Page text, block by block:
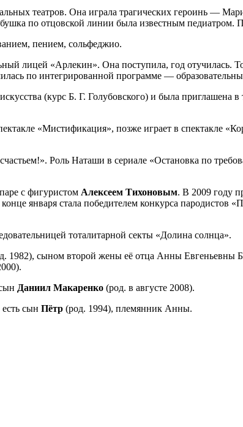
театров. Она играла трагических героинь —
по отцовской линии была известным педиатром.
пением, сольфеджио.
лицей «Арлекин». Она поступила, год
по интегрированной программе —
(курс Б. Г. Голубовского) и была приглашена
«Мистификация», позже играет в спектакле
Роль Наташи в сериале «Остановка по
с фигуристом Алексеем Тихоновым. В 2009 году
конце января стала победителем конкурса
тоталитарной секты «Долина солнца».
1982), сыном второй жены её отца Анны Евгеньевны
Даниил Макаренко (род. в августе 2008).
сын Пётр (род. 1994), племянник Анны.